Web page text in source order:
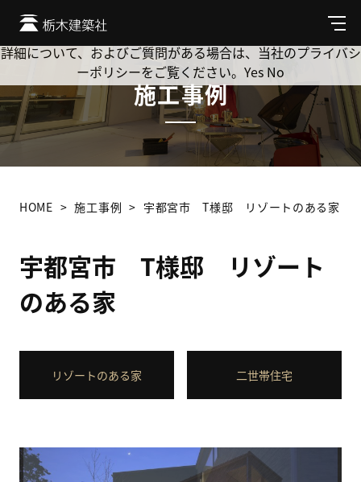
メ
ニ
ュ
施工事例
HOME 施工事例 宇都宮市 T様邸 リゾートのある家
宇都宮市 T様邸 リゾート
のある家
リゾートのある家 二世帯住宅
Cookie を使用して、お客様の活動を追跡してもよろしいです
か? 当社ではお客様のプライバシーを極めて重視しています。
詳細について、およびご質問がある場合は、当社のプライバシ
ーポリシーをご覧ください。 Yes No